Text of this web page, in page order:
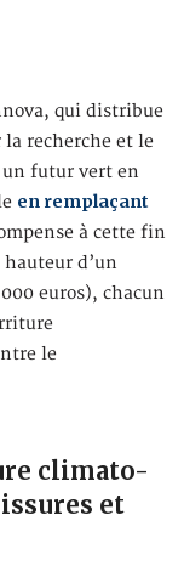
qui distribue
la recherche et le
un futur vert en
en remplaçant
à cette fin
d’un
euros), chacun
le
climato-
et